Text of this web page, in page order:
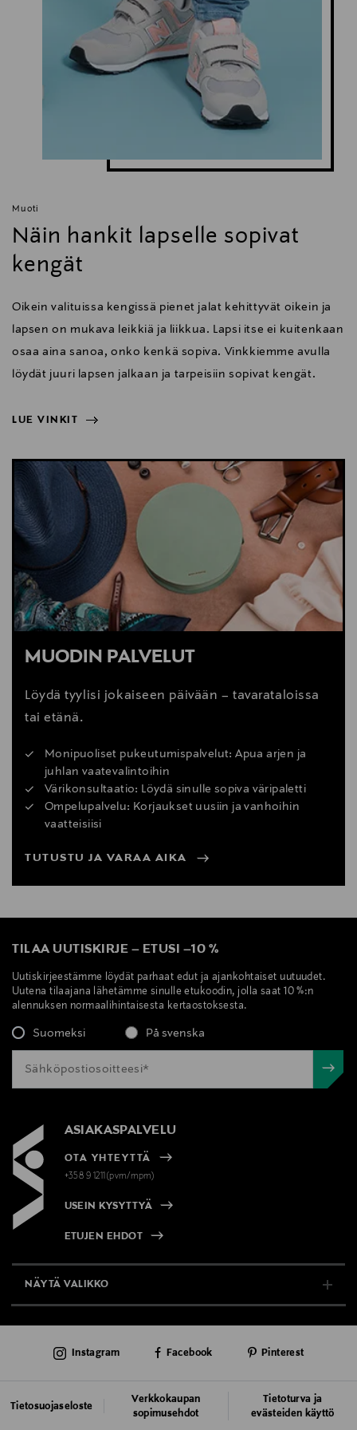
Muoti
Näin hankit lapselle sopivat
kengät
Oikein valituissa kengissä pienet jalat kehittyvät oikein ja
lapsen on mukava leikkiä ja liikkua. Lapsi itse ei kuitenkaan
osaa aina sanoa, onko kenkä sopiva. Vinkkiemme avulla
löydät juuri lapsen jalkaan ja tarpeisiin sopivat kengät.
LUE VINKIT
LUE VINKIT
MUODIN PALVELUT
Löydä tyylisi jokaiseen päivään – tavarataloissa
tai etänä.
Monipuoliset pukeutumispalvelut: Apua arjen ja
juhlan vaatevalintoihin
Värikonsultaatio: Löydä sinulle sopiva väripaletti
Ompelupalvelu: Korjaukset uusiin ja vanhoihin
vaatteisiisi
TUTUSTU JA VARAA AIKA
TILAA UUTISKIRJE – ETUSI –10 %
Uutiskirjeestämme löydät parhaat edut ja ajankohtaiset uutuudet.
Uutena tilaajana lähetämme sinulle etukoodin, jolla saat 10 %:n
alennuksen normaalihintaisesta kertaostoksesta.
Suomeksi På svenska
ASIAKASPALVELU
OTA YHTEYTTÄ
+358 9 1211(pvm/mpm)
USEIN KYSYTTYÄ
ETUJEN EHDOT
NÄYTÄ VALIKKO
AJANKOHTAISTA
Tietosuojaseloste
Verkkokaupan
sopimusehdot
Tietoturva ja
evästeiden käyttö
Instagram Facebook Pinterest